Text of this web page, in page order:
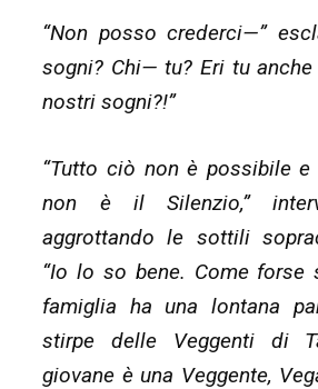
“Non posso crederci—”
sogni? Chi— tu? Eri tu
nostri sogni?!”
“Tutto ciò non è possibile e
non è il Silenzio,”
aggrottando le sottili
“Io lo so bene. Come forse
famiglia ha una lontana
stirpe delle Veggenti di
giovane è una Veggente,